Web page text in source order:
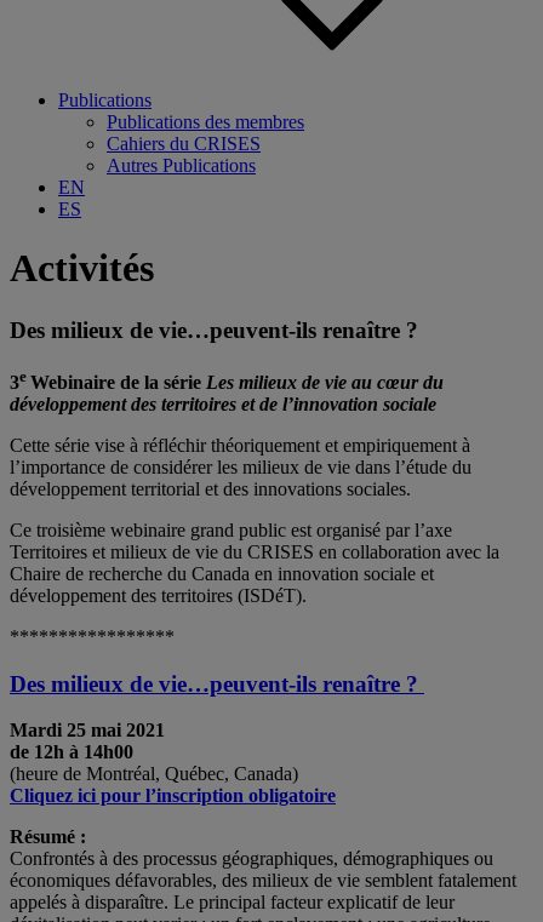
Publications
Publications des membres
Cahiers du CRISES
Autres Publications
EN
ES
Activités
Des milieux de vie…peuvent-ils renaître ?
3e Webinaire de la série Les milieux de vie au cœur du
développement des territoires et de l’innovation sociale
Cette série vise à réfléchir théoriquement et empiriquement à
l’importance de considérer les milieux de vie dans l’étude du
développement territorial et des innovations sociales.
Ce troisième webinaire grand public est organisé par l’axe
Territoires et milieux de vie du CRISES en collaboration avec la
Chaire de recherche du Canada en innovation sociale et
développement des territoires (ISDéT).
*****************
Des milieux de vie…peuvent-ils renaître ?
Mardi 25 mai 2021
de 12h à 14h00
(heure de Montréal, Québec, Canada)
Cliquez ici pour l’inscription obligatoire
Résumé :
Confrontés à des processus géographiques, démographiques ou
économiques défavorables, des milieux de vie semblent fatalement
appelés à disparaître. Le principal facteur explicatif de leur